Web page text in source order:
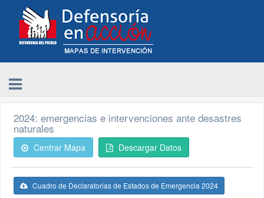
2024: emergencias e intervenciones ante desastres
naturales
Centrar Mapa Descargar Datos
Cuadro de Declaratorias de Estados de Emergencia 2024